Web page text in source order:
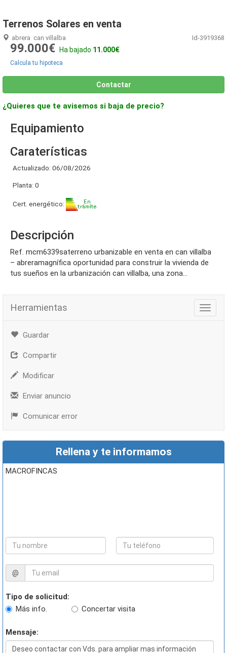
Terrenos Solares en venta
abrera can villalba Id-3919368
99.000€ Ha bajado 11.000€
Calcula tu hipoteca
Contactar
¿Quieres que te avisemos si baja de precio?
Equipamiento
Caraterísticas
Actualizado: 06/08/2026
Planta: 0
Cert. energético:
Descripción
ref. mcm6339saterreno urbanizable en venta en can villalba
– abreramagnífica oportunidad para construir la vivienda de
tus sueños en la urbanización can villalba, una zona...
Herramientas
Guardar
Compartir
Modificar
Enviar anuncio
Comunicar error
Rellena y te informamos
MACROFINCAS
@
Tipo de solicitud:
Más info.
Concertar visita
Mensaje: